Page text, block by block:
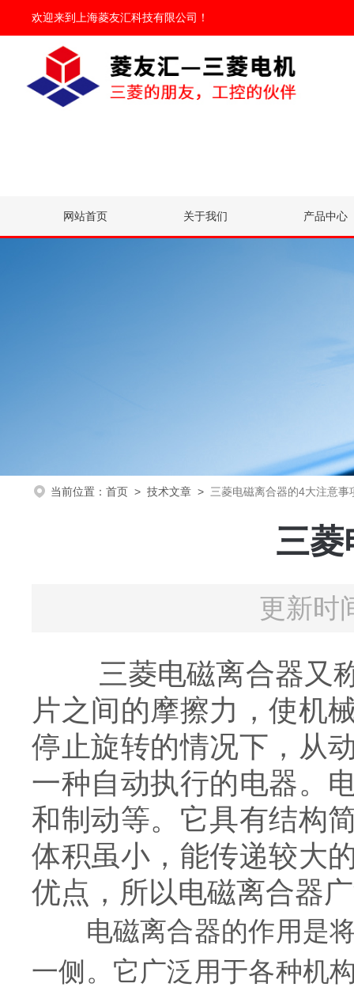
欢迎来到 上海菱友汇科技有限公司 ！
网站首页 关于我们 产品中心
当前位置： 首页 > 技术文章 > 三菱电磁离合器的4大注意事
三菱
更新时
三菱电磁离合器又称
片之间的摩擦力，使机
停止旋转的情况下，从
一种自动执行的电器。
和制动等。它具有结构
体积虽小，能传递较大
优点，所以电磁离合器
电磁离合器的作用是将
一侧。它广泛用于各种机